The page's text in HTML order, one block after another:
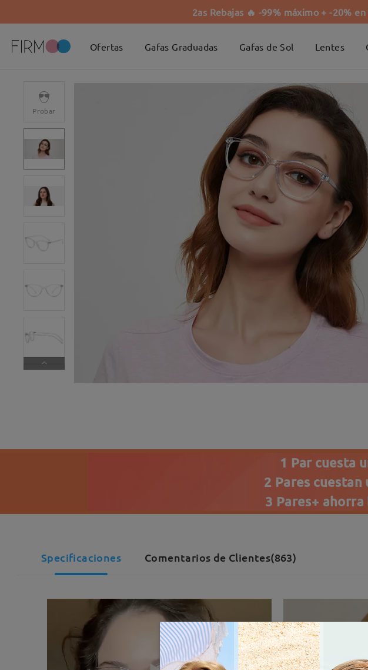
2as Rebajas 🔥 -99% máximo + -20%
Ofertas Gafas Graduadas Gafas de Sol Lentes
Probar
1 Par cuesta
2 Pares cuestan
3 Pares+
Specificaciones Comentarios de Clientes(863)